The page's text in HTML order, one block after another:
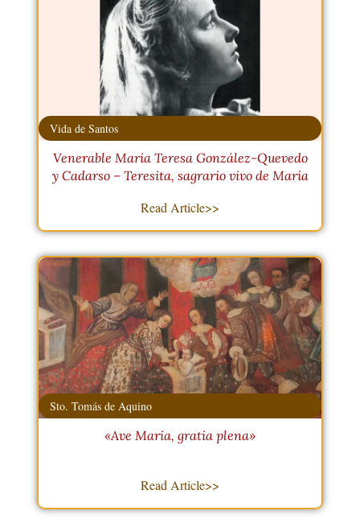
Vida de Santos
Venerable María Teresa González-Quevedo
y Cadarso – Teresita, sagrario vivo de María
Read Article>>
Sto. Tomás de Aquino
«Ave Maria, gratia plena»
Read Article>>